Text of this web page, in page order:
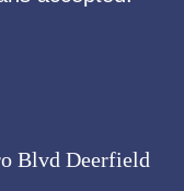
Blvd Deerfield